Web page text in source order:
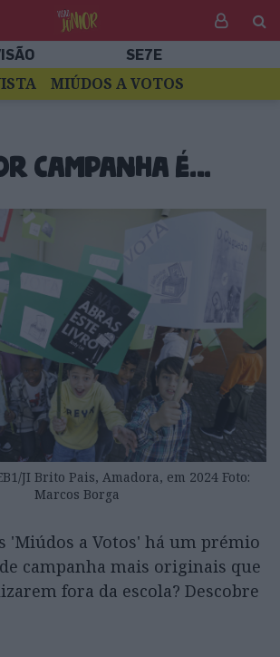
SE7E
MIÚDOS A VOTOS
campanha é…
JI Brito Pais, Amadora, em 2024 Foto:
Marcos Borga
'Miúdos a Votos' há um prémio
campanha mais originais que
fora da escola? Descobre